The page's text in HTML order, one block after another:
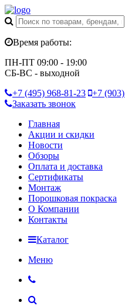
Время работы:
ПН-ПТ 09:00 - 19:00
СБ-ВС - выходной
+7 (495) 968-81-23 +7 (903)
Заказать звонок
Главная
Акции и скидки
Новости
Обзоры
Оплата и доставка
Сертификаты
Монтаж
Порошковая покраска
О Компании
Контакты
Каталог
Меню